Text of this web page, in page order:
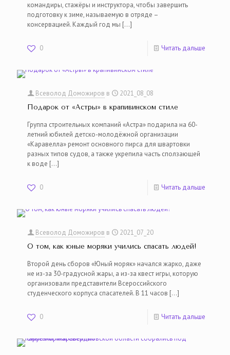
командиры, стажёры и инструктора, чтобы завершить
подготовку к зиме, называемую в отряде –
консервацией. Каждый год мы […]
0 Читать дальше
Всеволод Доможиров в 2021_08_08
Подарок от «Астры» в крапивинском стиле
Группа строительных компаний «Астра» подарила на 60-
летний юбилей детско-молодёжной организации
«Каравелла» ремонт основного пирса для швартовки
разных типов судов, а также укрепила часть сползающей
к воде […]
0 Читать дальше
Всеволод Доможиров в 2021_07_20
О том, как юные моряки учились спасать людей!
Второй день сборов «Юный моряк» начался жарко, даже
не из-за 30-градусной жары, а из-за квест игры, которую
организовали представители Всероссийского
студенческого корпуса спасателей. В 11 часов […]
0 Читать дальше